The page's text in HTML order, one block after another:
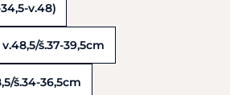
v.48)
š.37-39,5cm
š.34-36,5cm